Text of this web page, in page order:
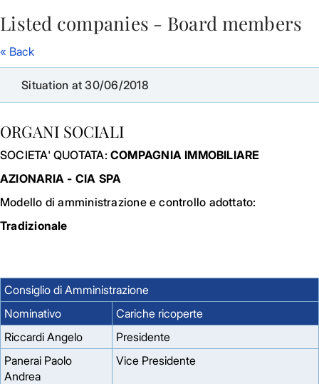
Skip to Main Content
Listed companies - Board members
« Back
Situation at 30/06/2018
ORGANI SOCIALI
SOCIETA' QUOTATA: COMPAGNIA IMMOBILIARE
AZIONARIA - CIA SPA
Modello di amministrazione e controllo adottato:
Tradizionale
Consiglio di Amministrazione
Nominativo
Cariche ricoperte
Riccardi Angelo
Presidente
Panerai Paolo
Andrea
Vice Presidente